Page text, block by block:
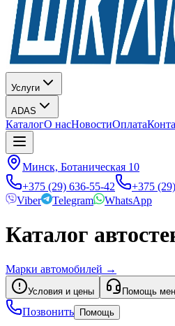
Услуги
ADAS
КаталогО насНовостиОплата
Минск, Ботаническая 10
+375 (29) 636-55-42
+375
Viber
Telegram WhatsApp
Каталог
Марки автомобилей →
Условия и цены Помощь
Позвонить Помощь